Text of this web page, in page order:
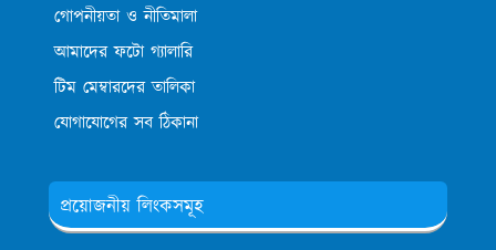
গোপনীয়তা ও নীতিমালা
আমাদের ফটো গ্যালারি
টিম মেম্বারদের তালিকা
যোগাযোগের সব ঠিকানা
প্রয়োজনীয় লিংকসমূহ